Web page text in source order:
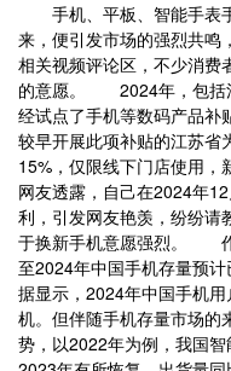
手机、平板、智能手表手
来，便引发市场的强烈共鸣
相关视频评论区，不少消费
的意愿。 2024年，包括
经试点了手机等数码产品补
较早开展此项补贴的江苏省
15%，仅限线下门店使用，
网友透露，自己在2024年
利，引发网友艳羡，纷纷请
于换新手机意愿强烈。 作
至2024年中国手机存量预
据显示，2024年中国手机
机。但伴随手机存量市场的
势，以2022年为例，我国